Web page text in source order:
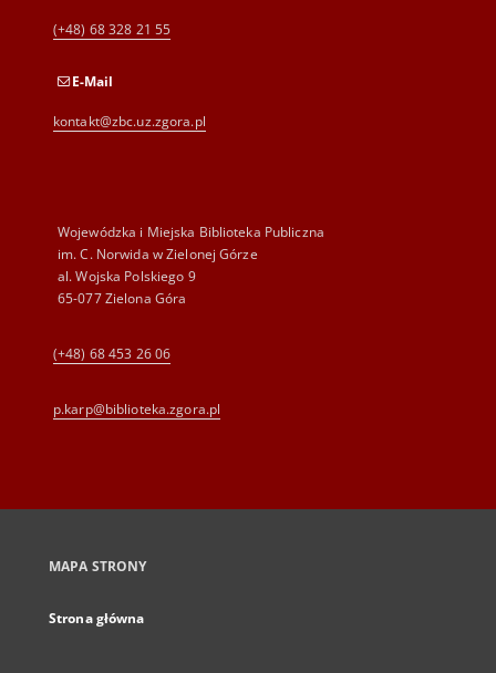
(+48) 68 328 21 55
E-Mail
kontakt@zbc.uz.zgora.pl
Wojewódzka i Miejska Biblioteka Publiczna
im. C. Norwida w Zielonej Górze
al. Wojska Polskiego 9
65-077 Zielona Góra
(+48) 68 453 26 06
p.karp@biblioteka.zgora.pl
MAPA STRONY
Strona główna